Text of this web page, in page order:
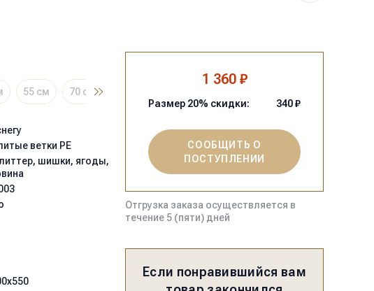
55 см 70 см
ветки PE
шишки, ягоды,
1 360 ₽
Размер 20% скидки: 340₽
СООБЩИТЬ О
ПОСТУПЛЕНИИ
Отгрузка заказа осуществляется в
течение 5 (пяти) дней
Если понравившийся вам